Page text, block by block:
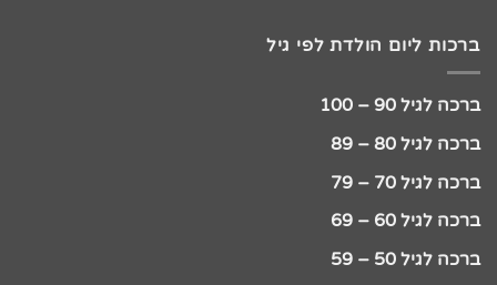
ברכות ליום הולדת לפי גיל
ברכה לגיל 90 – 100
ברכה לגיל 80 – 89
ברכה לגיל 70 – 79
ברכה לגיל 60 – 69
ברכה לגיל 50 – 59